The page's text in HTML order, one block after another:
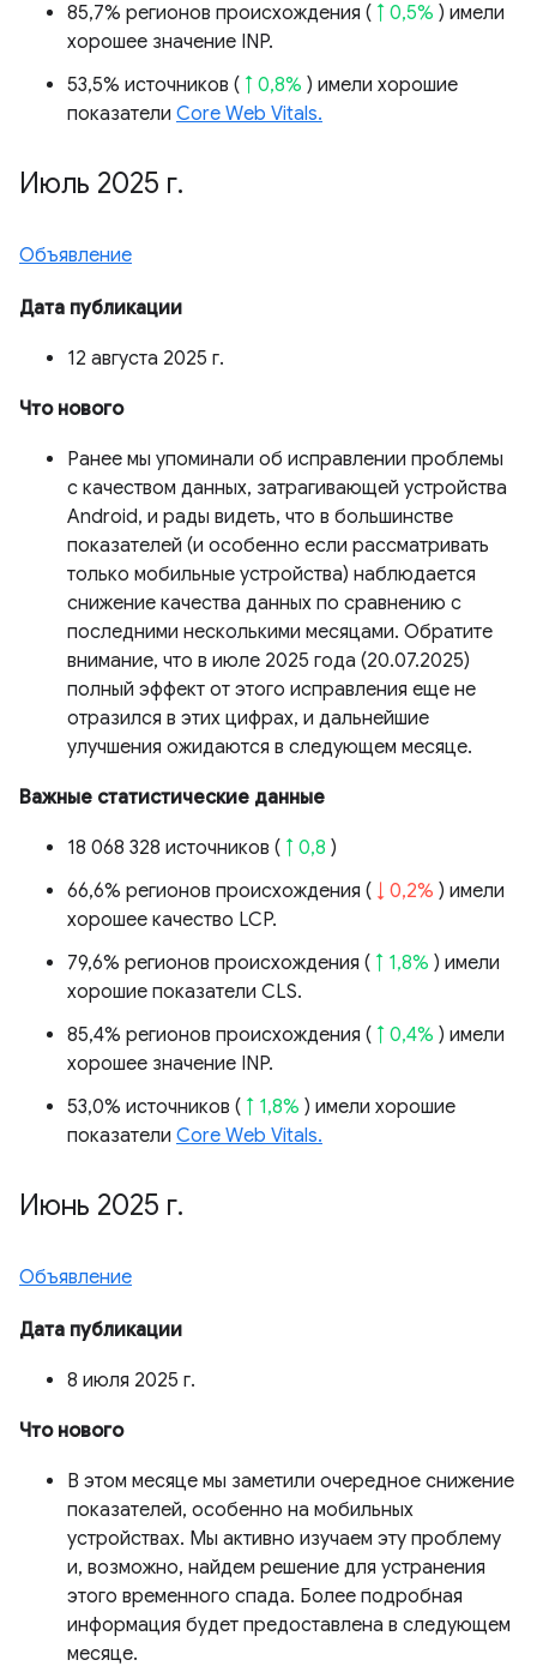
85,7% регионов происхождения ( ↑ 0,5% ) имели
хорошее значение INP.
53,5% источников ( ↑ 0,8% ) имели хорошие
показатели Core Web Vitals.
Июль 2025 г.
Объявление
Дата публикации
12 августа 2025 г.
Что нового
Ранее мы упоминали об исправлении проблемы
с качеством данных, затрагивающей устройства
Android, и рады видеть, что в большинстве
показателей (и особенно если рассматривать
только мобильные устройства) наблюдается
снижение качества данных по сравнению с
последними несколькими месяцами. Обратите
внимание, что в июле 2025 года (20.07.2025)
полный эффект от этого исправления еще не
отразился в этих цифрах, и дальнейшие
улучшения ожидаются в следующем месяце.
Важные статистические данные
18 068 328 источников ( ↑ 0,8 )
66,6% регионов происхождения ( ↓ 0,2% ) имели
хорошее качество LCP.
79,6% регионов происхождения ( ↑ 1,8% ) имели
хорошие показатели CLS.
85,4% регионов происхождения ( ↑ 0,4% ) имели
хорошее значение INP.
53,0% источников ( ↑ 1,8% ) имели хорошие
показатели Core Web Vitals.
Июнь 2025 г.
Объявление
Дата публикации
8 июля 2025 г.
Что нового
В этом месяце мы заметили очередное снижение
показателей, особенно на мобильных
устройствах. Мы активно изучаем эту проблему
и, возможно, найдем решение для устранения
этого временного спада. Более подробная
информация будет предоставлена ​​в следующем
месяце.